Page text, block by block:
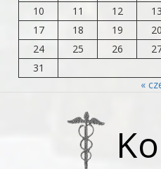
10
11 12 13
17
18 19 20
24
25 26
31
«